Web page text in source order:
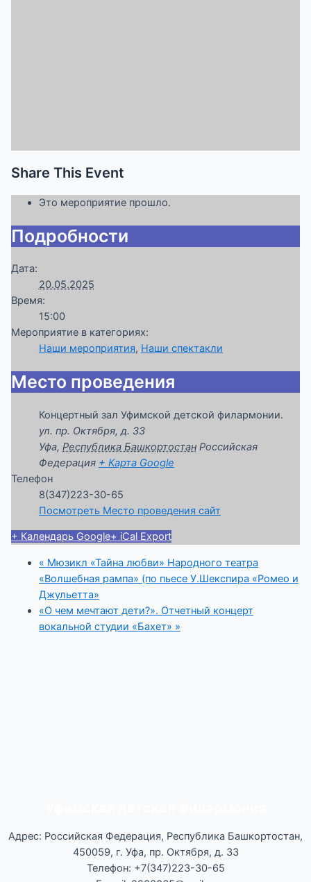
Share This Event
Это мероприятие прошло.
Подробности
Дата:
20.05.2025
Время:
15:00
Мероприятие в категориях:
Наши мероприятия, Наши спектакли
Место проведения
Концертный зал Уфимской детской филармонии.
ул. пр. Октября, д. 33
Уфа, Республика Башкортостан Российская
Федерация + Карта Google
Телефон
8(347)223-30-65
Посмотреть Место проведения сайт
+ Календарь Google+ iCal Export
« Мюзикл «Тайна любви» Народного театра
«Волшебная рампа» (по пьесе У.Шекспира «Ромео и
Джульетта»
«О чем мечтают дети?». Отчетный концерт
вокальной студии «Бахет» »
Адрес: Российская Федерация, Республика Башкортостан,
450059, г. Уфа, пр. Октября, д. 33
Телефон: +7(347)223-30-65